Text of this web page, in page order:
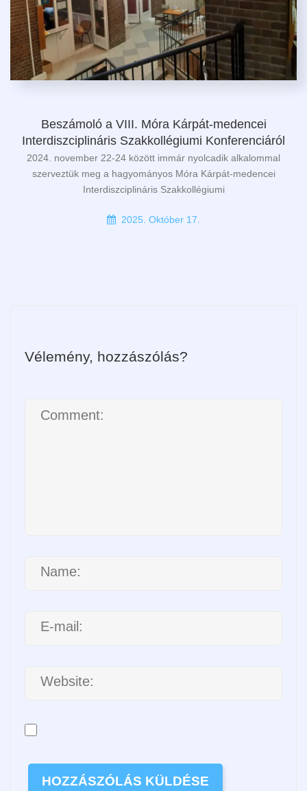
Beszámoló a VIII. Móra Kárpát-medencei
Interdiszciplináris Szakkollégiumi Konferenciáról
2024. november 22-24 között immár nyolcadik alkalommal
szerveztük meg a hagyományos Móra Kárpát-medencei
Interdiszciplináris Szakkollégiumi
2025. Október 17.
Vélemény, hozzászólás?